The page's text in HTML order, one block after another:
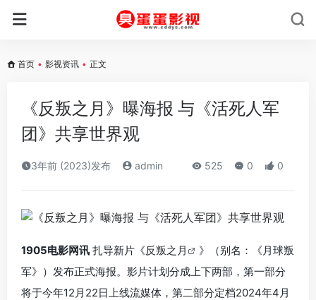
首页 • 影视资讯 • 正文
《反叛之月》曝海报 与《活死人军
团》共享世界观
3年前 (2023)发布 admin 525 0 0
1905电影网讯 扎导新片《反叛之月
》（别名：《月球叛
军》）发布正式海报。影片计划分成上下两部，第一部分
将于今年12月22日上线流媒体，第二部分定档2024年4月